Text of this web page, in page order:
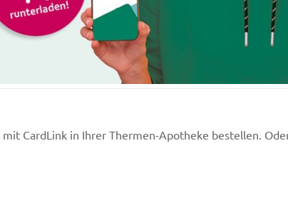
CardLink in Ihrer Thermen-Apotheke bestellen.